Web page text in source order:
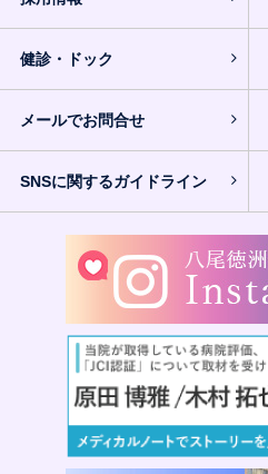
健診・ドック
メールでお問合せ
SNSに関するガイドライン